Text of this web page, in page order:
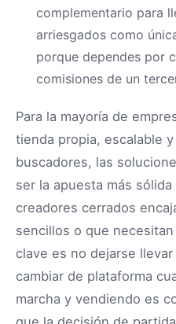
complementario para
arriesgados como
porque dependes por
comisiones de un
Para la mayoría de
tienda propia, escalable
buscadores, las
ser la apuesta más
creadores cerrados
sencillos o que
clave es no dejarse
cambiar de plataforma
marcha y vendiendo es